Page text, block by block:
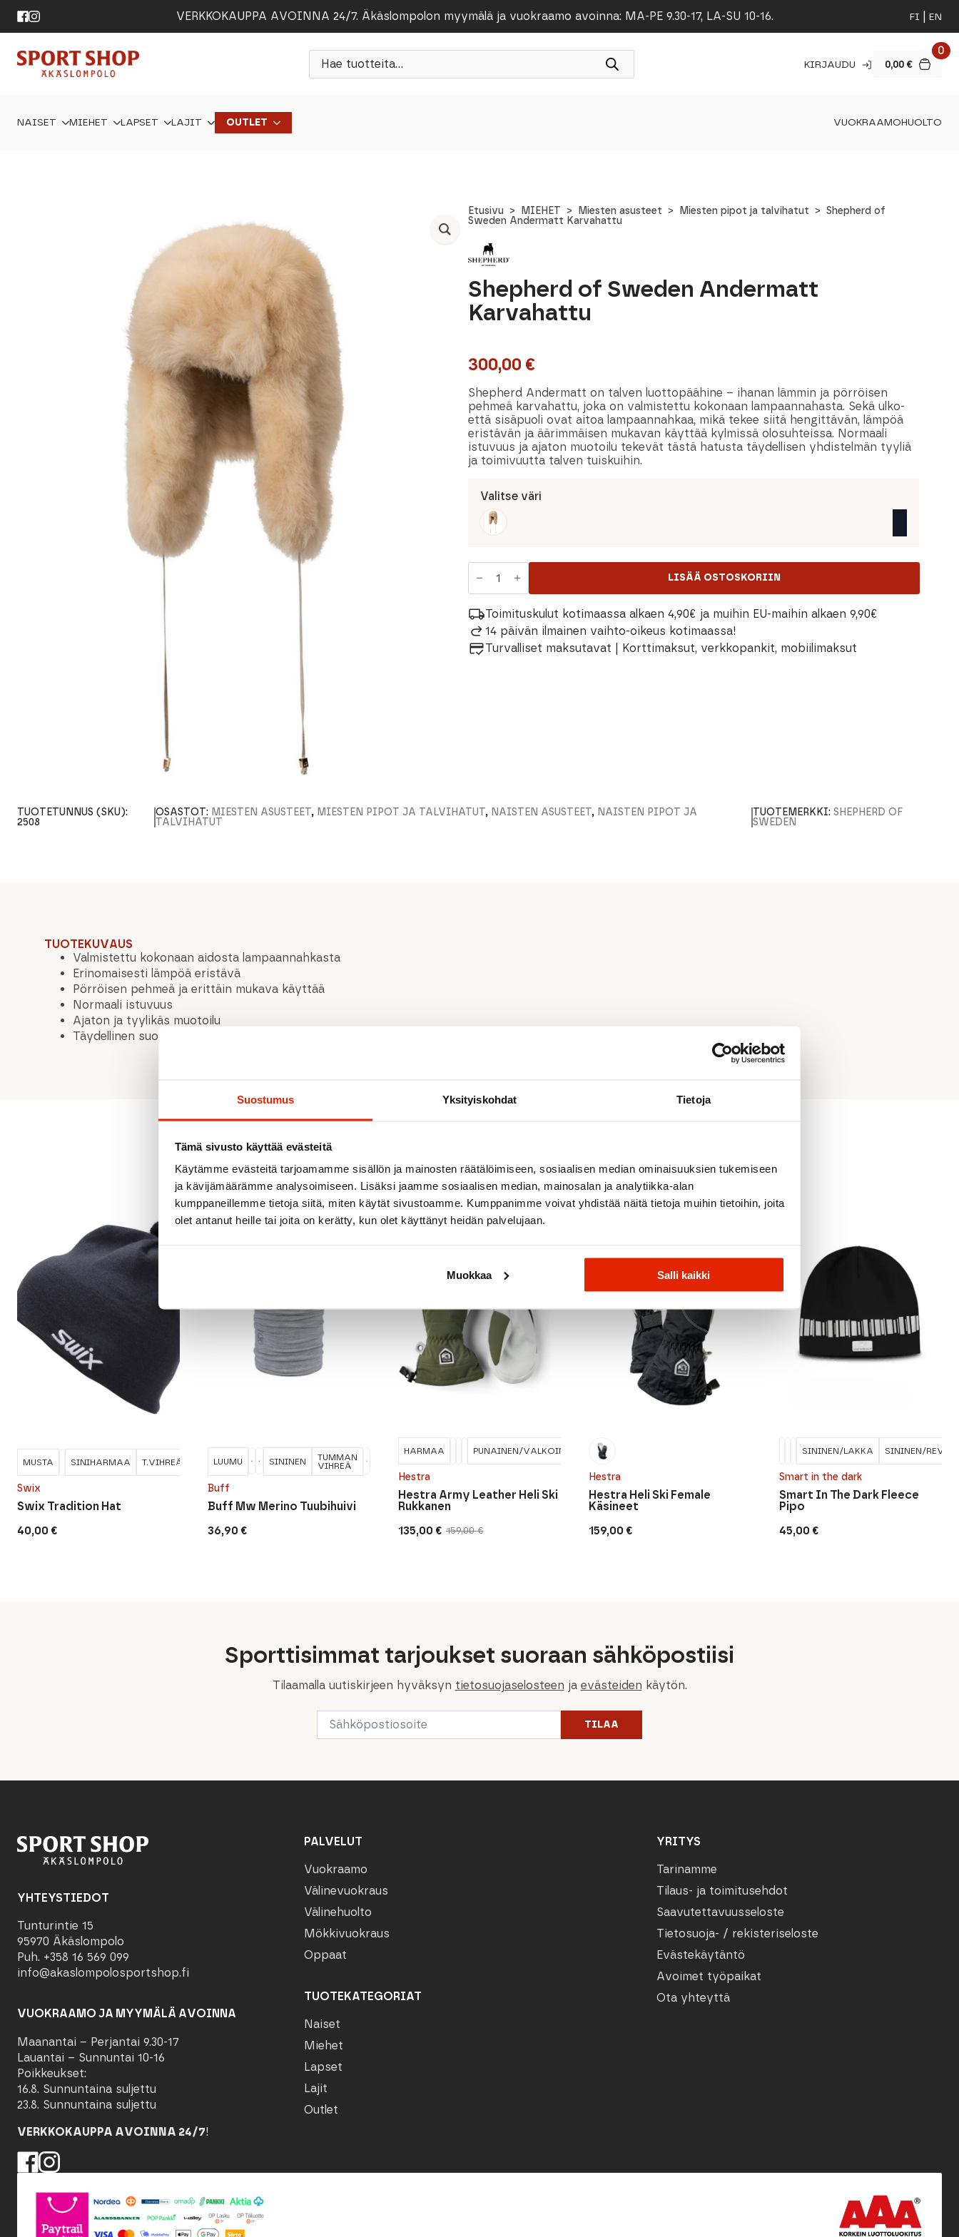
Suostumus Yksityiskohdat Tietoja
Tämä sivusto käyttää evästeitä
Käytämme evästeitä tarjoamamme sisällön ja mainosten räätälöimiseen, sosiaalisen median ominaisuuksien tukemiseen
ja kävijämäärämme analysoimiseen. Lisäksi jaamme sosiaalisen median, mainosalan ja analytiikka-alan
kumppaneillemme tietoja siitä, miten käytät sivustoamme. Kumppanimme voivat yhdistää näitä tietoja muihin tietoihin, joita
olet antanut heille tai joita on kerätty, kun olet käyttänyt heidän palvelujaan.
Muokkaa Salli kaikki
VERKKOKAUPPA AVOINNA 24/7. Äkäslompolon myymälä ja vuokraamo avoinna: MA-PE 9.30-17, LA-SU 10-16. FI EN
Products
search
KIRJAUDU 0,00 €
0
NAISET MIEHET LAPSET LAJIT OUTLET VUOKRAAMOHUOLTO
Etusivu MIEHET Miesten asusteet Miesten pipot ja talvihatut
Shepherd of
Sweden Andermatt Karvahattu
Shepherd of Sweden Andermatt
Karvahattu
300,00 €
Shepherd Andermatt on talven luottopäähine – ihanan lämmin ja pörröisen
pehmeä karvahattu, joka on valmistettu kokonaan lampaannahasta. Sekä ulko-
että sisäpuoli ovat aitoa lampaannahkaa, mikä tekee siitä hengittävän, lämpöä
eristävän ja äärimmäisen mukavan käyttää kylmissä olosuhteissa. Normaali
istuvuus ja ajaton muotoilu tekevät tästä hatusta täydellisen yhdistelmän tyyliä
ja toimivuutta talven tuiskuihin.
Valitse väri
Shepherd
of
Karvahattu
määrä
LISÄÄ OSTOSKORIIN
Toimituskulut kotimaassa alkaen 4,90€ ja muihin EU-maihin alkaen 9,90€
14 päivän ilmainen vaihto-oikeus kotimaassa!
Turvalliset maksutavat | Korttimaksut, verkkopankit, mobiilimaksut
TUOTETUNNUS (SKU):
2508
OSASTOT: MIESTEN ASUSTEET, MIESTEN PIPOT JA TALVIHATUT, NAISTEN ASUSTEET, NAISTEN PIPOT JA
TALVIHATUT
TUOTEMERKKI: SHEPHERD OF
SWEDEN
TUOTEKUVAUS
Valmistettu kokonaan aidosta lampaannahkasta
Erinomaisesti lämpöä eristävä
Pörröisen pehmeä ja erittäin mukava käyttää
Normaali istuvuus
Ajaton ja tyylikäs muotoilu
Täydellinen suoja kylmiin ja tuulisiin olosuhteisiin
Suositeltua sinulle
Swix
40,00 €
Swix Tradition Hat
MUSTA SINIHARMAA T.VIHREÄ/T.SININEN VALKOINEN
Buff
36,90 €
Buff Mw Merino Tuubihuivi
LUUMU SININEN
TUMMAN
VIHREÄ
Hestra
ALE
159,00€
Alkuperäinen
135,00 €
Nykyinen
Hestra Army Leather Heli Ski
Rukkanen
HARMAA PUNAINEN/VALKOINEN
Hestra
159,00 €
Hestra Heli Ski Female
Käsineet
Smart in the dark
45,00 €
Smart In The Dark Fleece
Pipo
SININEN/LAKKA SININEN/
Sporttisimmat tarjoukset suoraan sähköpostiisi
Tilaamalla uutiskirjeen hyväksyn tietosuojaselosteen ja evästeiden käytön.
Email
TILAA
YHTEYSTIEDOT
Tunturintie 15
95970 Äkäslompolo
Puh. +358 16 569 099
info@akaslompolosportshop.fi
VUOKRAAMO JA MYYMÄLÄ AVOINNA
Maanantai – Perjantai 9.30-17
Lauantai – Sunnuntai 10-16
Poikkeukset:
16.8. Sunnuntaina suljettu
23.8. Sunnuntaina suljettu
VERKKOKAUPPA AVOINNA 24/7!
PALVELUT
Vuokraamo
Välinevuokraus
Välinehuolto
Mökkivuokraus
Oppaat
TUOTEKATEGORIAT
Naiset
Miehet
Lapset
Lajit
Outlet
YRITYS
Tarinamme
Tilaus- ja toimitusehdot
Saavutettavuusseloste
Tietosuoja- / rekisteriseloste
Evästekäytäntö
Avoimet työpaikat
Ota yhteyttä